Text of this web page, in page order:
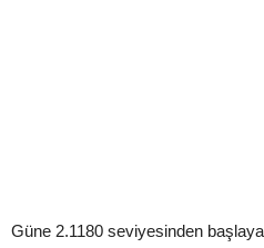
Güne 2.1180 seviyesinden